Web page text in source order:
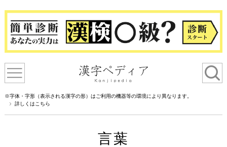
※字体・字形（表示される漢字の形）はご利用の機器等の環境により異なります。
詳しくはこちら
言葉